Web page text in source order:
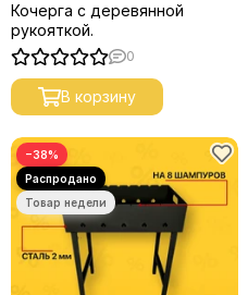
Кочерга с деревянной
рукояткой.
0
В корзину
−38%